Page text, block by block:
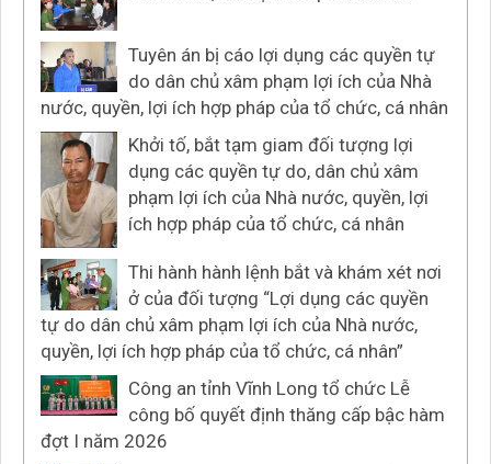
Tuyên án bị cáo lợi dụng các quyền tự
do dân chủ xâm phạm lợi ích của Nhà
nước, quyền, lợi ích hợp pháp của tổ chức, cá nhân
Khởi tố, bắt tạm giam đối tượng lợi
dụng các quyền tự do, dân chủ xâm
phạm lợi ích của Nhà nước, quyền, lợi
ích hợp pháp của tổ chức, cá nhân
Thi hành hành lệnh bắt và khám xét nơi
ở của đối tượng “Lợi dụng các quyền
tự do dân chủ xâm phạm lợi ích của Nhà nước,
quyền, lợi ích hợp pháp của tổ chức, cá nhân”
Công an tỉnh Vĩnh Long tổ chức Lễ
công bố quyết định thăng cấp bậc hàm
đợt I năm 2026